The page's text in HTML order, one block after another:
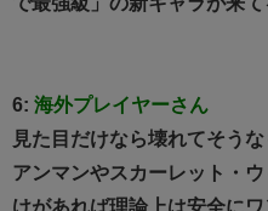
6: 海外プレイヤーさん
見た目だけなら壊れてそう
アンマンやスカーレット・
けがあれば理論上は安全に